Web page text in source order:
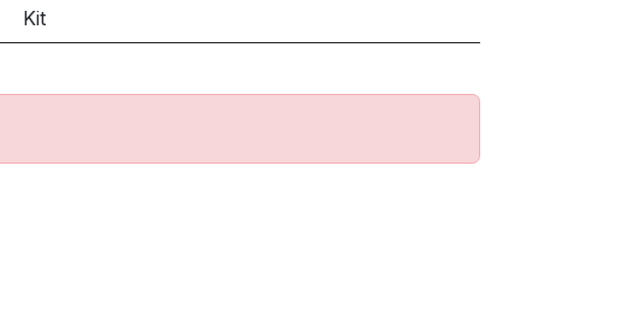
Kit